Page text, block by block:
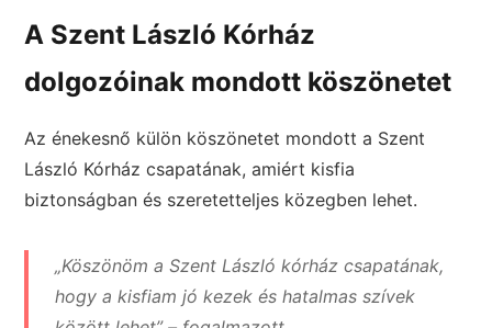
A Szent László Kórház
dolgozóinak mondott köszönetet
Az énekesnő külön köszönetet mondott a Szent
László Kórház csapatának, amiért kisfia
biztonságban és szeretetteljes közegben lehet.
„Köszönöm a Szent László kórház csapatának,
hogy a kisfiam jó kezek és hatalmas szívek